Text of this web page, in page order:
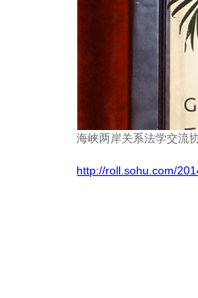
海峡两岸关系法学交流
http://roll.sohu.com/